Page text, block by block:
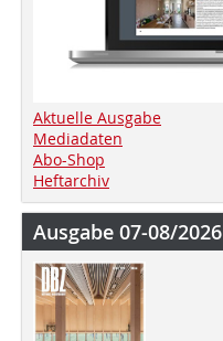
Aktuelle Ausgabe
Mediadaten
Abo-Shop
Heftarchiv
Ausgabe 07-08/2026